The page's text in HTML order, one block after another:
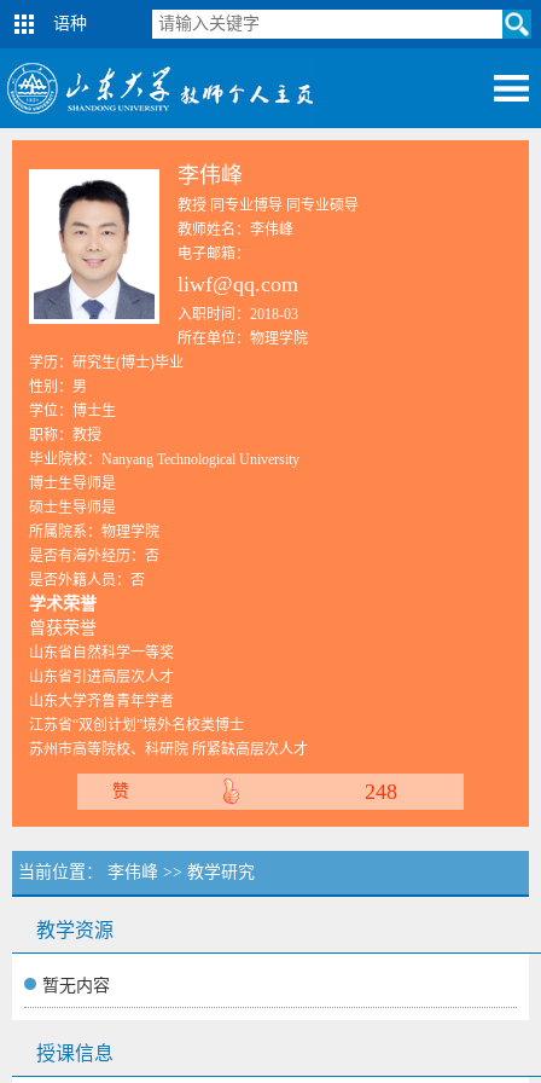
语种
李伟峰
教授 同专业博导 同专业硕导
教师姓名：李伟峰
电子邮箱：
liwf@qq.com
入职时间：2018-03
所在单位：物理学院
学历：研究生(博士)毕业
性别：男
学位：博士生
职称：教授
毕业院校：Nanyang Technological University
博士生导师是
硕士生导师是
所属院系：物理学院
是否有海外经历：否
是否外籍人员：否
学术荣誉
曾获荣誉
山东省自然科学一等奖
山东省引进高层次人才
山东大学齐鲁青年学者
江苏省“双创计划”境外名校类博士
苏州市高等院校、科研院 所紧缺高层次人才
赞 248
当前位置： 李伟峰 >> 教学研究
教学资源
暂无内容
授课信息